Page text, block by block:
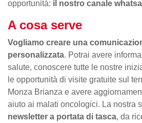
opportunità: il nostro canale
A cosa serve
Vogliamo creare una
personalizzata. Potrai avere
salute, conoscere tutte le nostre
le opportunità di visite gratuite sul
Monza Brianza e avere
aiuto ai malati oncologici. La nostra
newsletter a portata di tasca, da